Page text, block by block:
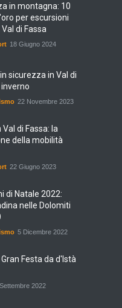
in montagna: 10
per escursioni
di Fassa
18 Giugno 2024
sicurezza in Val di
inverno
22 Novembre 2023
Val di Fassa: la
della mobilità
22 Giugno 2023
di Natale 2022:
nelle Dolomiti
5 Dicembre 2022
Festa da d'Istà
2022